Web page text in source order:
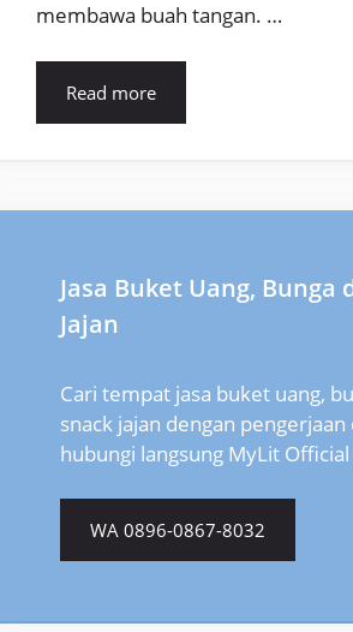
membawa buah tangan. …
Read more
Jasa Buket Uang, Bunga
Jajan
Cari tempat jasa buket uang,
snack jajan dengan pengerjaan
hubungi langsung MyLit Official
WA 0896-0867-8032